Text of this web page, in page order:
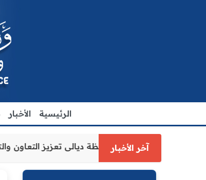
الرئيسية الأخبار
آخر الأخبار
وزارة العدل الاقدم يبحث مع رئيس مجلس محافظة